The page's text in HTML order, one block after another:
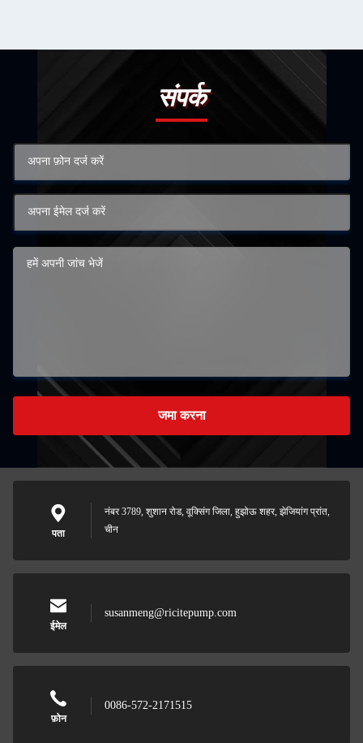
संपर्क
जमा करना
पता
नंबर 3789, शुशान रोड, वूक्सिंग जिला, हुझोऊ शहर, झेजियांग प्रांत,
चीन
ईमेल
susanmeng@ricitepump.com
फ़ोन
0086-572-2171515